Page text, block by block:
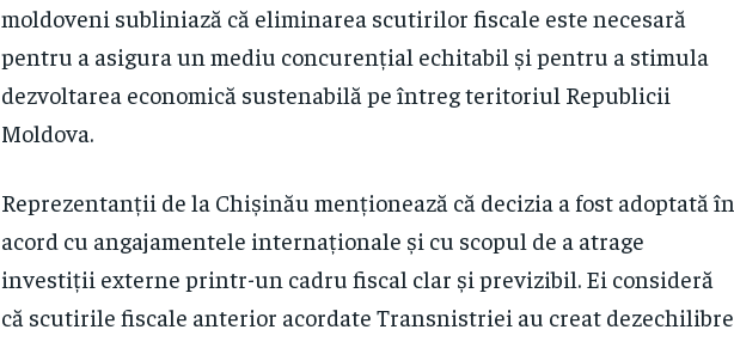
moldoveni subliniază că eliminarea scutirilor fiscale este necesară
pentru a asigura un mediu concurențial echitabil și pentru a stimula
dezvoltarea economică sustenabilă pe întreg teritoriul Republicii
Moldova.
Reprezentanții de la Chișinău menționează că decizia a fost adoptată în
acord cu angajamentele internaționale și cu scopul de a atrage
investiții externe printr-un cadru fiscal clar și previzibil. Ei consideră
că scutirile fiscale anterior acordate Transnistriei au creat dezechilibre